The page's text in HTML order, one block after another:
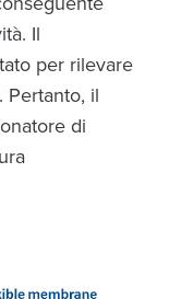
Il
per rilevare
Pertanto, il
di